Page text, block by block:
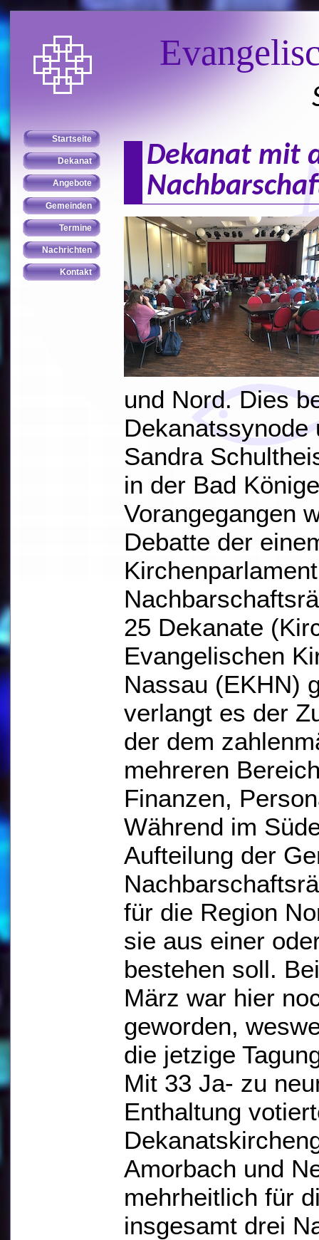
Dekanat mit
und Nord. Dies
Sandra
in der Bad
Vorangegangen
Debatte der
25 Dekanate
Evangelischen
Nassau (EKHN)
verlangt es der
der dem
mehreren
Finanzen,
Während im
Aufteilung der
für die Region
sie aus einer
bestehen soll.
März war hier
geworden,
die jetzige
Mit 33 Ja- zu
Enthaltung
Amorbach und
mehrheitlich für
insgesamt drei